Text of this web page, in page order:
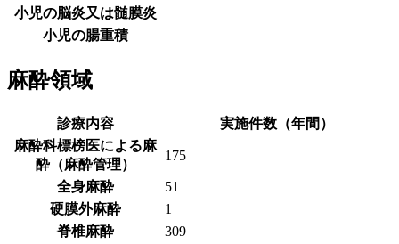
小児の脳炎又は髄膜炎
小児の腸重積
麻酔領域
診療内容
実施件数（年間）
麻酔科標榜医による麻
酔（麻酔管理）
175
全身麻酔
51
硬膜外麻酔
1
脊椎麻酔
309